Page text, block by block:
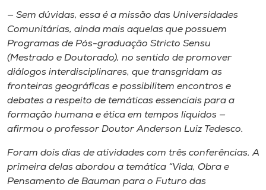
Selecione
o idioma
A+
A-
— Sem dúvidas, essa é a missão das Universidades
Comunitárias, ainda mais aquelas que possuem
Programas de Pós-graduação Stricto Sensu
(Mestrado e Doutorado), no sentido de promover
diálogos interdisciplinares, que transgridam as
fronteiras geográficas e possibilitem encontros e
debates a respeito de temáticas essenciais para a
formação humana e ética em tempos líquidos —
afirmou o professor Doutor Anderson Luiz Tedesco.
Foram dois dias de atividades com três conferências. A
primeira delas abordou a temática “Vida, Obra e
Pensamento de Bauman para o Futuro das